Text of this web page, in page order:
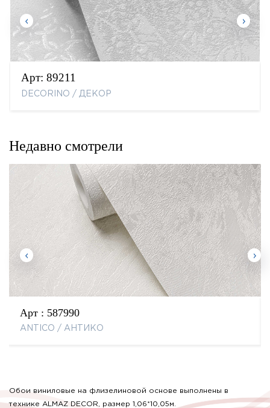
Арт: 89211
DECORINO / ДЕКОР
Недавно смотрели
Арт : 587990
ANTICO / АНТИКО
Обои виниловые на флизелиновой основе выполнены в
технике ALMAZ DECOR, размер 1,06*10,05м.